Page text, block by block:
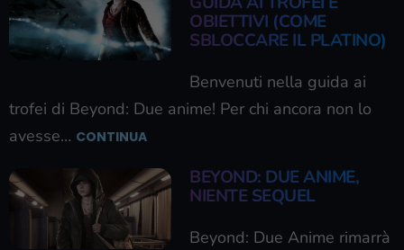
OBIETTIVI (COME
SBLOCCARE IL PLATINO)
Benvenuti nella guida ai
trofei di Beyond: Due anime! Per chi ancora non lo
avesse… CONTINUA
BEYOND: DUE ANIME,
NIENTE SEQUEL
Beyond: Due Anime rimarrà